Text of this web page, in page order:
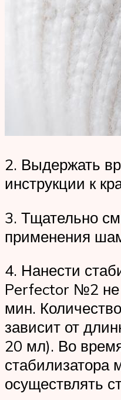
2. Выдержать
инструкции к
3. Тщательно
применения
4. Нанести
Perfector №2 не
мин.
зависит от
20 мл). Во
стабилизатора
осуществлять